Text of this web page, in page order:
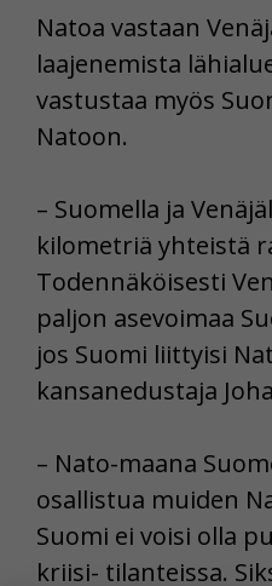
Natoa vastaan
laajenemista
vastustaa myös
Natoon.
– Suomella ja
kilometriä yhteistä
Todennäköisesti
paljon asevoimaa
jos Suomi liittyisi
kansanedustaja
– Nato-maana
osallistua muiden
Suomi ei voisi olla
kriisi- tilanteissa.